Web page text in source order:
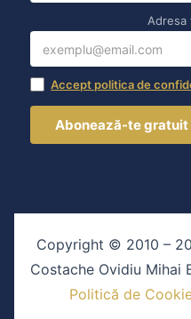
Adresa
Accept politica de
Copyright © 2010 –
Costache Ovidiu Mihai
Politică de